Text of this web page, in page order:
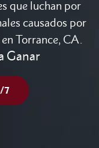
que luchan por
causados por
Torrance, CA.
Ganar
7